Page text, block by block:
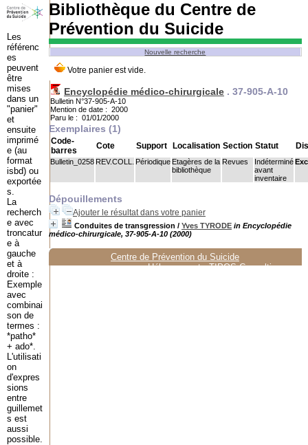
Bibliothèque du Centre de
Prévention du Suicide
Nouvelle recherche
Encyclopédie médico-chirurgicale. 37-905-A-10
Bulletin N°37-905-A-10
Mention de date : 2000
Paru le : 01/01/2000
Exemplaires (1)
Code-
barres
Cote Support Localisation Section Statut
Bulletin_0258 REV.COLL. Périodique Etagères de la
bibliothèque
Revues
Indéterminé
avant
inventaire
Dépouillements
Ajouter le résultat dans votre panier
Conduites de transgression / Yves TYRODE in Encyclopédie
médico-chirurgicale, 37-905-A-10 (2000)
Centre de Prévention du Suicide
Hébergement :TIPOS Consulting
Les
référenc
es
peuvent
être
mises
dans un
"panier"
et
ensuite
imprimé
e (au
format
isbd) ou
exportée
s.
La
recherch
e avec
troncatur
e à
gauche
et à
droite :
Exemple
avec
combinai
son de
termes :
*patho*
+ ado*.
L'utilisati
on
d'expres
sions
entre
guillemet
s est
aussi
possible.